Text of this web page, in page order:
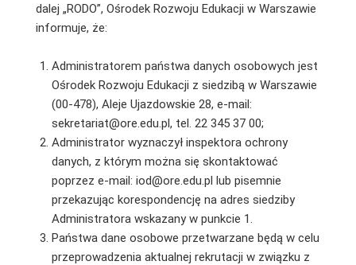
dalej „RODO”, Ośrodek Rozwoju Edukacji w Warszawie
informuje, że:
Administratorem państwa danych osobowych jest
Ośrodek Rozwoju Edukacji z siedzibą w Warszawie
(00-478), Aleje Ujazdowskie 28, e-mail:
sekretariat@ore.edu.pl, tel. 22 345 37 00;
Administrator wyznaczył inspektora ochrony
danych, z którym można się skontaktować
poprzez e-mail: iod@ore.edu.pl lub pisemnie
przekazując korespondencję na adres siedziby
Administratora wskazany w punkcie 1.
Państwa dane osobowe przetwarzane będą w celu
przeprowadzenia aktualnej rekrutacji w związku z